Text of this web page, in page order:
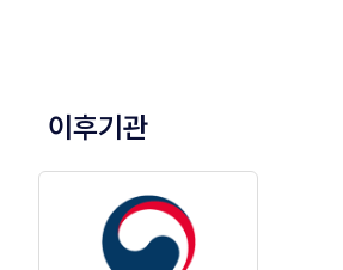
이후기관